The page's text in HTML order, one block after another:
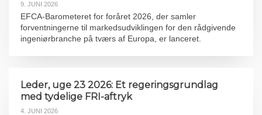
9. JUNI 2026
EFCA-Barometeret for foråret 2026, der samler
forventningerne til markedsudviklingen for den rådgivende
ingeniørbranche på tværs af Europa, er lanceret.
Leder, uge 23 2026: Et regeringsgrundlag
med tydelige FRI-aftryk
4. JUNI 2026